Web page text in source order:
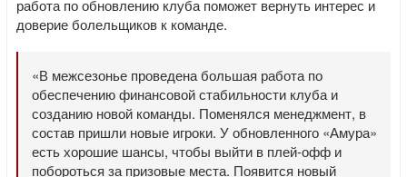
работа по обновлению клуба поможет вернуть интерес и
доверие болельщиков к команде.
«В межсезонье проведена большая работа по
обеспечению финансовой стабильности клуба и
созданию новой команды. Поменялся менеджмент, в
состав пришли новые игроки. У обновленного «Амура»
есть хорошие шансы, чтобы выйти в плей-офф и
побороться за призовые места. Появится новый